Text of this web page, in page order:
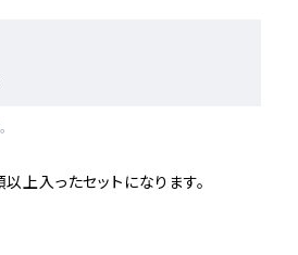
入ったセットになります。